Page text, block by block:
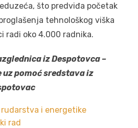
što predviđa početak
tehnološkog viška
radi oko 4.000 radnika.
iz Despotovca –
pomoć sredstava iz
i energetike
rad